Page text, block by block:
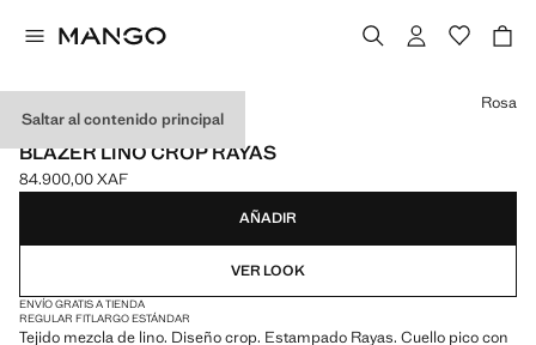
Saltar al contenido principal
SELECTION
BLAZER LINO CROP RAYAS
Precio actual [84.900,00 XAF ]
84.900,00 XAF
Selecciona un color
Rosa
AÑADIR
VER LOOK
ENVÍO GRATIS A TIENDA
REGULAR FITLARGO ESTÁNDAR
Tejido mezcla de lino. Diseño crop. Estampado Rayas. Cuello pico con